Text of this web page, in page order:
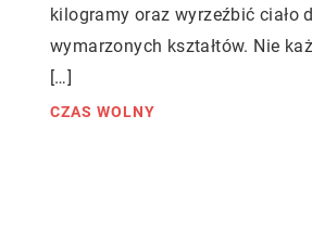
kilogramy oraz wyrzeźbić ciało
wymarzonych kształtów. Nie
[…]
CZAS WOLNY